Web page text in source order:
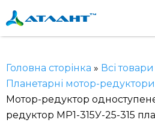
Головна сторінка » Всі товари
Планетарні мотор-редуктори
Мотор-редуктор
редуктор МР1-315У-25-315